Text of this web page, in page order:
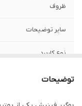
ظروف
سایر توضیحات
نوع کاربرد
توضیحات